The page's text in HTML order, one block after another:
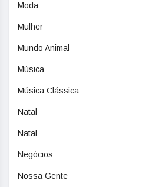
Moda
Mulher
Mundo Animal
Música
Música Clássica
Natal
Natal
Negócios
Nossa Gente